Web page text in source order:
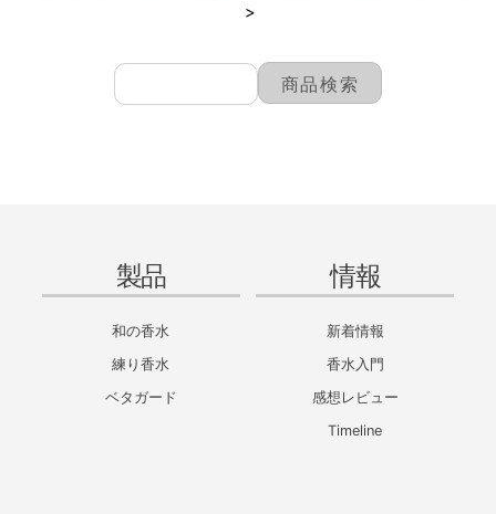
>
製品
和の香水
練り香水
ベタガード
情報
新着情報
香水入門
感想レビュー
Timeline